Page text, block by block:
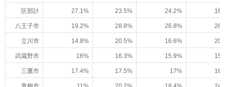
区部計 27.1% 23.5% 24.2%
八王子市 19.2% 28.8% 26.8%
立川市 14.8% 20.5% 16.6%
武蔵野市 16% 16.3% 15.9%
三鷹市 17.4% 17.5% 17%